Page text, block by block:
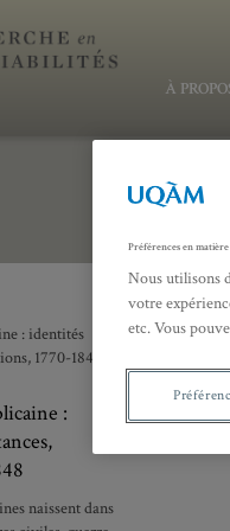
À
:
naissent dans
Préférences en
Nous utilisons
votre
etc. Vous